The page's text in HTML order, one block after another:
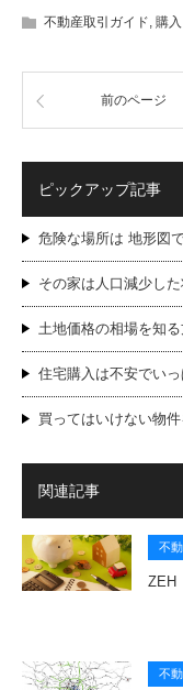
不動産取引ガイド, 購入
前のページ
ピックアップ記事
危険な場所は 地形図
その家は人口減少し
土地価格の相場を知
住宅購入は不安でい
買ってはいけない物
関連記事
不
ZEH
不